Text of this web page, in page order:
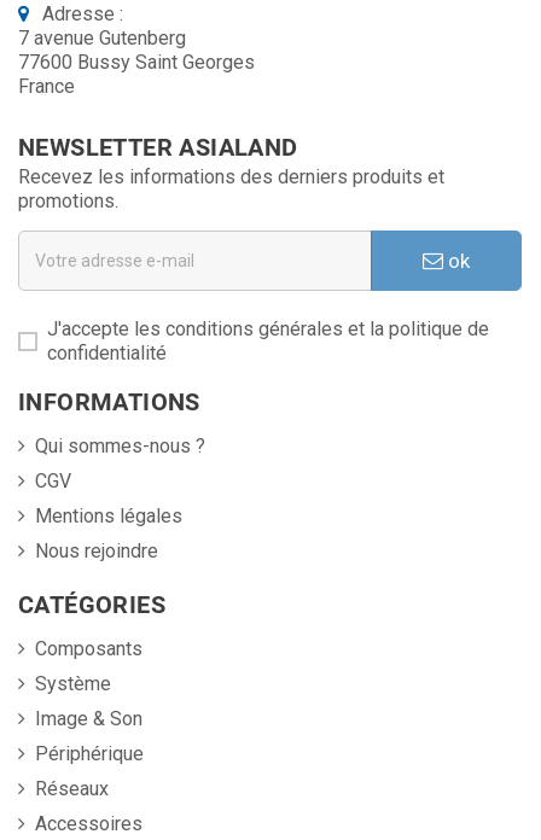
Adresse :
7 avenue Gutenberg
77600 Bussy Saint Georges
France
NEWSLETTER ASIALAND
Recevez les informations des derniers produits et
promotions.
ok
J'accepte les conditions générales et la politique de
confidentialité
INFORMATIONS
Qui sommes-nous ?
CGV
Mentions légales
Nous rejoindre
CATÉGORIES
Composants
Système
Image & Son
Périphérique
Réseaux
Accessoires